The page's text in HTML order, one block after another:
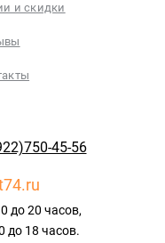
и скидки
45-56
до 20 часов,
до 18 часов.